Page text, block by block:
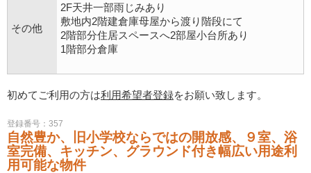
その他
2F天井一部雨じみあり
敷地内2階建倉庫母屋から渡り階段にて
2階部分住居スペースへ2部屋小台所あり
1階部分倉庫
初めてご利用の方は利用希望者登録をお願い致します。
登録番号：357
自然豊か、旧小学校ならではの開放感、９室、浴
室完備、キッチン、グラウンド付き幅広い用途利
用可能な物件